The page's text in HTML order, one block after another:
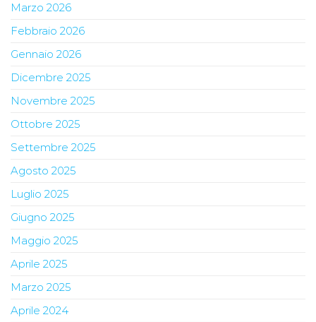
Marzo 2026
Febbraio 2026
Gennaio 2026
Dicembre 2025
Novembre 2025
Ottobre 2025
Settembre 2025
Agosto 2025
Luglio 2025
Giugno 2025
Maggio 2025
Aprile 2025
Marzo 2025
Aprile 2024